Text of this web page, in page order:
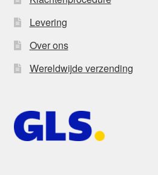
Levering
Over ons
Wereldwijde verzending